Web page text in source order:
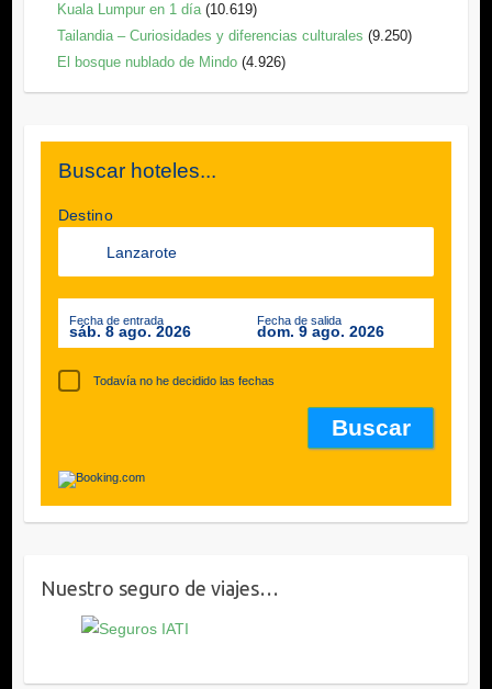
Kuala Lumpur en 1 día (10.619)
Tailandia – Curiosidades y diferencias culturales (9.250)
El bosque nublado de Mindo (4.926)
Buscar hoteles...
Destino
Fecha de entrada
sáb. 8 ago. 2026
Fecha de salida
dom. 9 ago. 2026
Todavía no he decidido las fechas
Nuestro seguro de viajes…